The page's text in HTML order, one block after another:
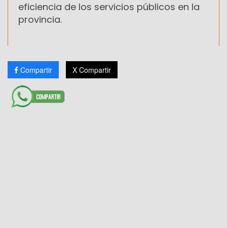
eficiencia de los servicios públicos en la
provincia.
Compartir X Compartir